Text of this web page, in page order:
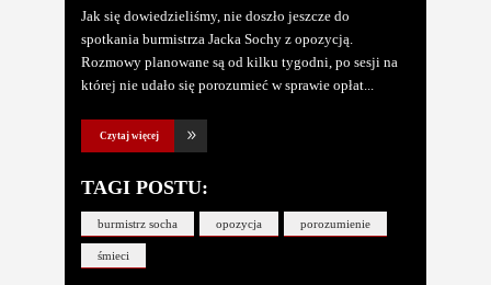
Jak się dowiedzieliśmy, nie doszło jeszcze do
spotkania burmistrza Jacka Sochy z opozycją.
Rozmowy planowane są od kilku tygodni, po sesji na
której nie udało się porozumieć w sprawie opłat
Czytaj więcej
TAGI POSTU:
burmistrz socha opozycja porozumienie
śmieci